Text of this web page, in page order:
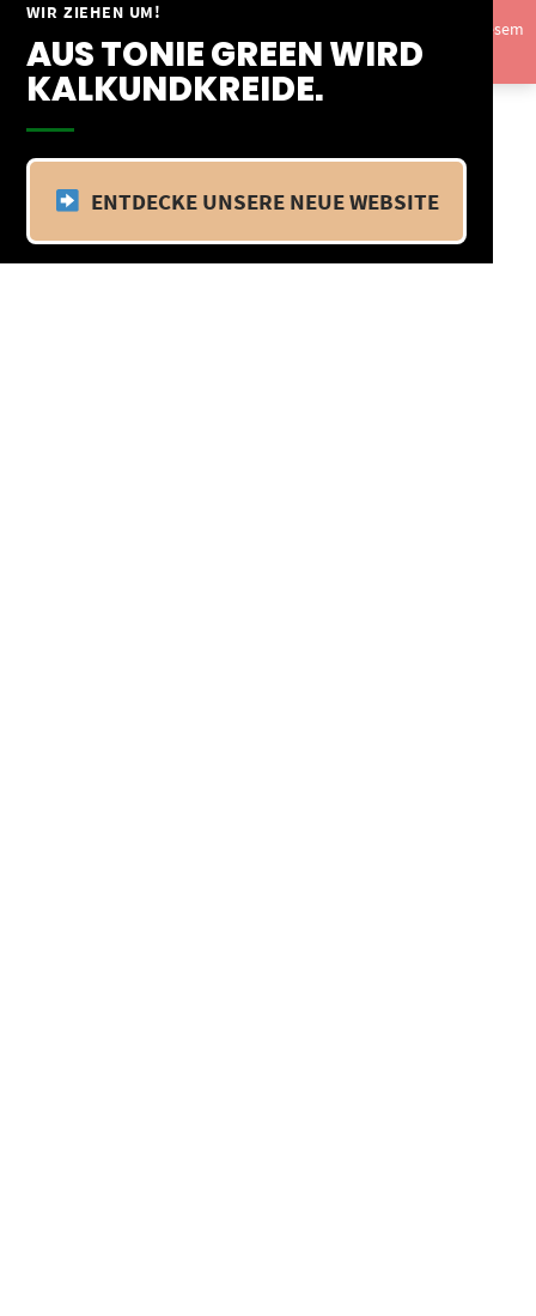
WIR ZIEHEN UM!
AUS TONIE GREEN WIRD
KALKUNDKREIDE.
ENTDECKE UNSERE NEUE WEBSITE
Springe
Inhalt
Vom 09.04.25 - 20.04.25 befinden wir uns im Betriebsurlaub. In diesem
Zeitraum findet kein Versand statt.Ausblenden